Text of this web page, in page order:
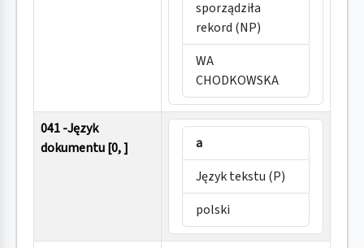
sporządziła
rekord (NP)
WA
CHODKOWSKA
041 -Język
dokumentu [0, ]
a
Język tekstu (P)
polski